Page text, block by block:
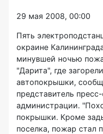
29 мая 2008, 00:00
Пять
окраине
минувшей ночью
"Дарита", где
автопокрышки,
представитель
администрации.
покрышки. Кроме
поселка, пожар стал